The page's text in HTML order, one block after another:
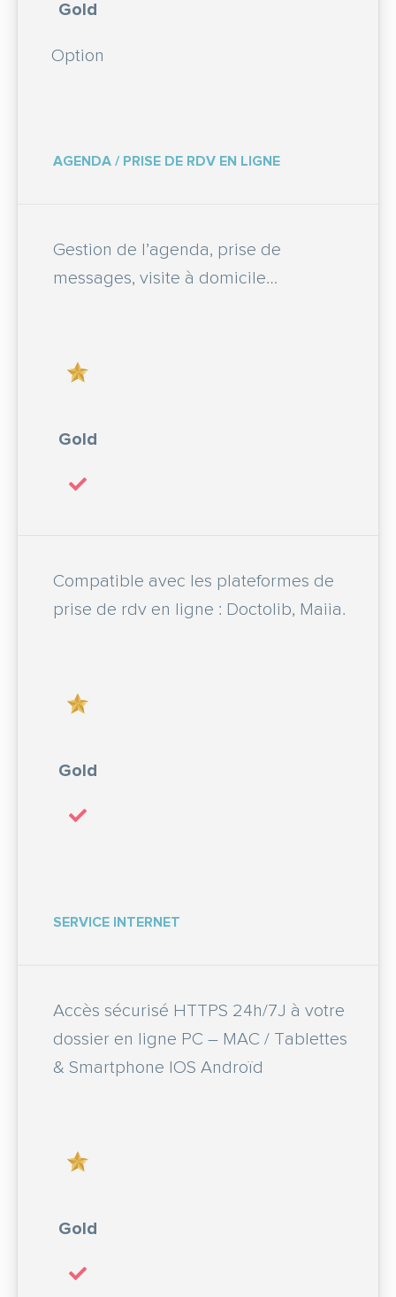
Gold
Option
AGENDA / PRISE DE RDV EN LIGNE
Gestion de l’agenda, prise de
messages, visite à domicile…
Gold
Compatible avec les plateformes de
prise de rdv en ligne : Doctolib, Maiia.
Gold
SERVICE INTERNET
Accès sécurisé HTTPS 24h/7J à votre
dossier en ligne PC – MAC / Tablettes
& Smartphone IOS Androïd
Gold